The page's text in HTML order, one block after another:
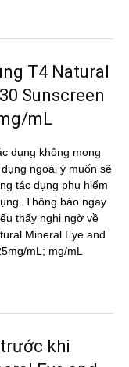
T4 Natural
Sunscreen
mL
dụng không mong
ngoài ý muốn sẽ
tác dụng phụ hiếm
Thông báo ngay
thấy nghi ngờ về
Mineral Eye and
mL; mg/mL
khi